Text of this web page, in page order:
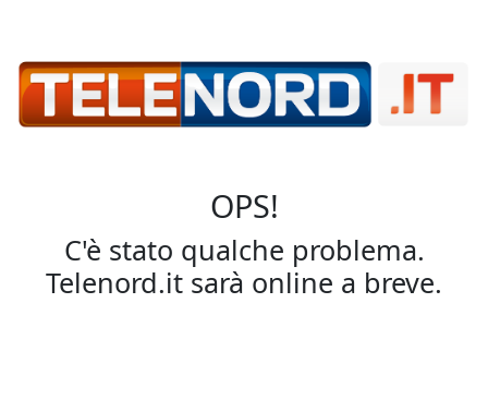
OPS!
C'è stato qualche problema.
Telenord.it sarà online a breve.